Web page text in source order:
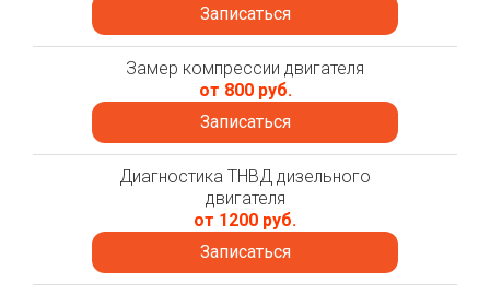
Записаться
Замер компрессии двигателя
от 800 руб.
Записаться
Диагностика ТНВД дизельного
двигателя
от 1200 руб.
Записаться